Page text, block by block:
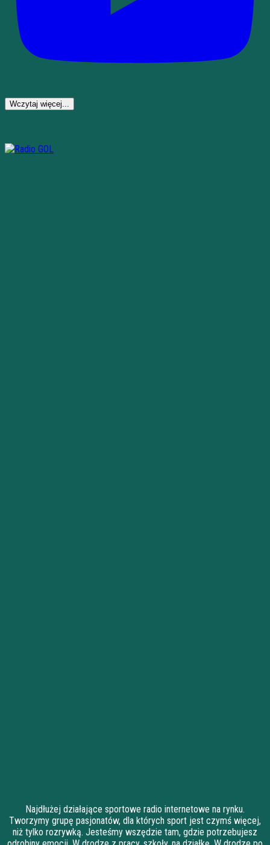
Wczytaj więcej...
Najdłużej działające sportowe radio internetowe na rynku.
Tworzymy grupę pasjonatów, dla których sport jest czymś więcej,
niż tylko rozrywką. Jesteśmy wszędzie tam, gdzie potrzebujesz